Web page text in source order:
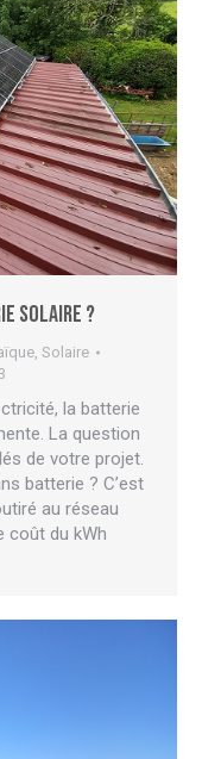
solaire ?
, Solaire
la batterie
La question
de votre projet.
batterie ? C’est
au réseau
coût du kWh